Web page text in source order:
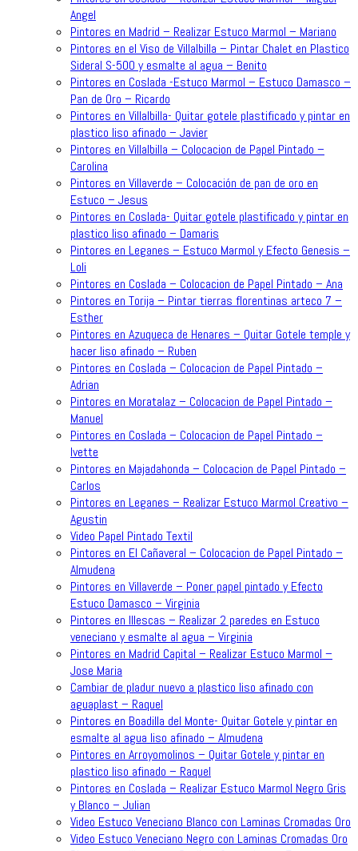
Angel
Pintores en Madrid – Realizar Estuco Marmol – Mariano
Pintores en el Viso de Villalbilla – Pintar Chalet en Plastico
Sideral S-500 y esmalte al agua – Benito
Pintores en Coslada -Estuco Marmol – Estuco Damasco –
Pan de Oro – Ricardo
Pintores en Villalbilla- Quitar gotele plastificado y pintar en
plastico liso afinado – Javier
Pintores en Villalbilla – Colocacion de Papel Pintado –
Carolina
Pintores en Villaverde – Colocación de pan de oro en
Estuco – Jesus
Pintores en Coslada- Quitar gotele plastificado y pintar en
plastico liso afinado – Damaris
Pintores en Leganes – Estuco Marmol y Efecto Genesis –
Loli
Pintores en Coslada – Colocacion de Papel Pintado – Ana
Pintores en Torija – Pintar tierras florentinas arteco 7 –
Esther
Pintores en Azuqueca de Henares – Quitar Gotele temple y
hacer liso afinado – Ruben
Pintores en Coslada – Colocacion de Papel Pintado –
Adrian
Pintores en Moratalaz – Colocacion de Papel Pintado –
Manuel
Pintores en Coslada – Colocacion de Papel Pintado –
Ivette
Pintores en Majadahonda – Colocacion de Papel Pintado –
Carlos
Pintores en Leganes – Realizar Estuco Marmol Creativo –
Agustin
Video Papel Pintado Textil
Pintores en El Cañaveral – Colocacion de Papel Pintado –
Almudena
Pintores en Villaverde – Poner papel pintado y Efecto
Estuco Damasco – Virginia
Pintores en Illescas – Realizar 2 paredes en Estuco
veneciano y esmalte al agua – Virginia
Pintores en Madrid Capital – Realizar Estuco Marmol –
Jose Maria
Cambiar de pladur nuevo a plastico liso afinado con
aguaplast – Raquel
Pintores en Boadilla del Monte- Quitar Gotele y pintar en
esmalte al agua liso afinado – Almudena
Pintores en Arroyomolinos – Quitar Gotele y pintar en
plastico liso afinado – Raquel
Pintores en Coslada – Realizar Estuco Marmol Negro Gris
y Blanco – Julian
Video Estuco Veneciano Blanco con Laminas Cromadas Oro
Video Estuco Veneciano Negro con Laminas Cromadas Oro